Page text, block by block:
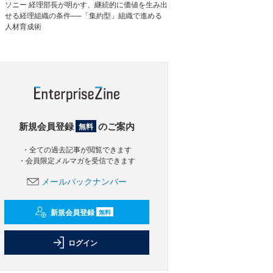
ソニー 経理部長が明かす、継続的に価値を生み出
せる経理組織の条件──「集約型」組織で進める
人材育成術
新規会員登録 無料 のご案内
・全ての過去記事が閲覧できます
・会員限定メルマガを受信できます
メールバックナンバー
新規会員登録 無料
ログイン